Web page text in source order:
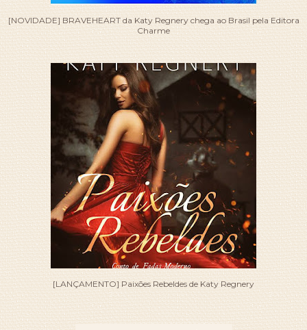
[NOVIDADE] BRAVEHEART da Katy Regnery chega ao Brasil pela Editora
Charme
[LANÇAMENTO] Paixões Rebeldes de Katy Regnery